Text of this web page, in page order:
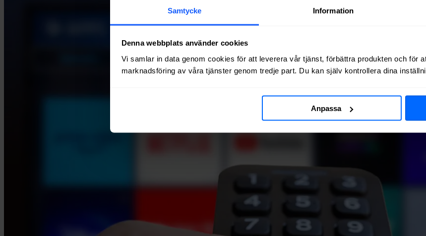
Samtycke Information
Denna webbplats använder cookies
Vi samlar in data genom cookies för att leverera vår tjänst, förbättra produkten och för
marknadsföring av våra tjänster genom tredje part. Du kan själv kontrollera dina
Anpassa